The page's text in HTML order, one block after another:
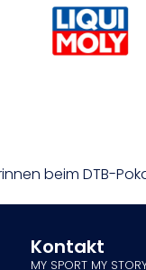
beim DTB-
Kontakt
MY SPORT MY